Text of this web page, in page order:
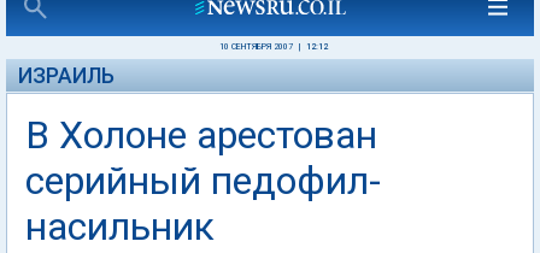
10 СЕНТЯБРЯ 2007 12:12
ИЗРАИЛЬ
В Холоне арестован
серийный педофил-
насильник